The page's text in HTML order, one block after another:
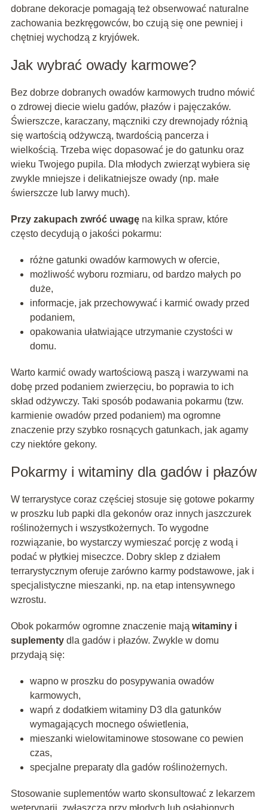
dobrane dekoracje pomagają też obserwować naturalne
zachowania bezkręgowców, bo czują się one pewniej i
chętniej wychodzą z kryjówek.
Jak wybrać owady karmowe?
Bez dobrze dobranych owadów karmowych trudno mówić
o zdrowej diecie wielu gadów, płazów i pajęczaków.
Świerszcze, karaczany, mączniki czy drewnojady różnią
się wartością odżywczą, twardością pancerza i
wielkością. Trzeba więc dopasować je do gatunku oraz
wieku Twojego pupila. Dla młodych zwierząt wybiera się
zwykle mniejsze i delikatniejsze owady (np. małe
świerszcze lub larwy much).
Przy zakupach zwróć uwagę na kilka spraw, które
często decydują o jakości pokarmu:
różne gatunki owadów karmowych w ofercie,
możliwość wyboru rozmiaru, od bardzo małych po
duże,
informacje, jak przechowywać i karmić owady przed
podaniem,
opakowania ułatwiające utrzymanie czystości w
domu.
Warto karmić owady wartościową paszą i warzywami na
dobę przed podaniem zwierzęciu, bo poprawia to ich
skład odżywczy. Taki sposób podawania pokarmu (tzw.
karmienie owadów przed podaniem) ma ogromne
znaczenie przy szybko rosnących gatunkach, jak agamy
czy niektóre gekony.
Pokarmy i witaminy dla gadów i płazów
W terrarystyce coraz częściej stosuje się gotowe pokarmy
w proszku lub papki dla gekonów oraz innych jaszczurek
roślinożernych i wszystkożernych. To wygodne
rozwiązanie, bo wystarczy wymieszać porcję z wodą i
podać w płytkiej miseczce. Dobry sklep z działem
terrarystycznym oferuje zarówno karmy podstawowe, jak i
specjalistyczne mieszanki, np. na etap intensywnego
wzrostu.
Obok pokarmów ogromne znaczenie mają witaminy i
suplementydla gadów i płazów. Zwykle w domu
przydają się:
wapno w proszku do posypywania owadów
karmowych,
wapń z dodatkiem witaminy D3 dla gatunków
wymagających mocnego oświetlenia,
mieszanki wielowitaminowe stosowane co pewien
czas,
specjalne preparaty dla gadów roślinożernych.
Stosowanie suplementów warto skonsultować z lekarzem
weterynarii, zwłaszcza przy młodych lub osłabionych